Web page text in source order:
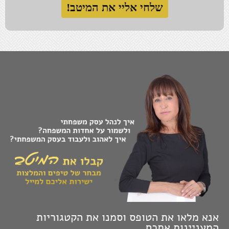
נאמנות למקור ואותנטיות הכרחיות בעיקר כאשר צריך
להציג את המקור מידי יום.
בבסיסה של הגמישות המחשבתית עומדת חיבה גדולה
התעקשתי על עקרונות חשובים בחיי, בסוף נשארנו אני
והם לבד.
טוב-לב זו הדרך שלי להגדיר את כוחי.
רשת בטחון מספקת תחושת ביטחון, לא בטחון.
האומץ לקחת צעד אחורה ולהביט על התמונה מרחוק,
יכול לקרב.
הכול או לא כלום, הפסד של מקום טוב באמצע.
היכולת שלך לומר "לא" כמו זכויות יוצרים, אין להפר
אותן ללא רשותך.
אנא מלאו את הטופס וסמנו את הקטגוריות